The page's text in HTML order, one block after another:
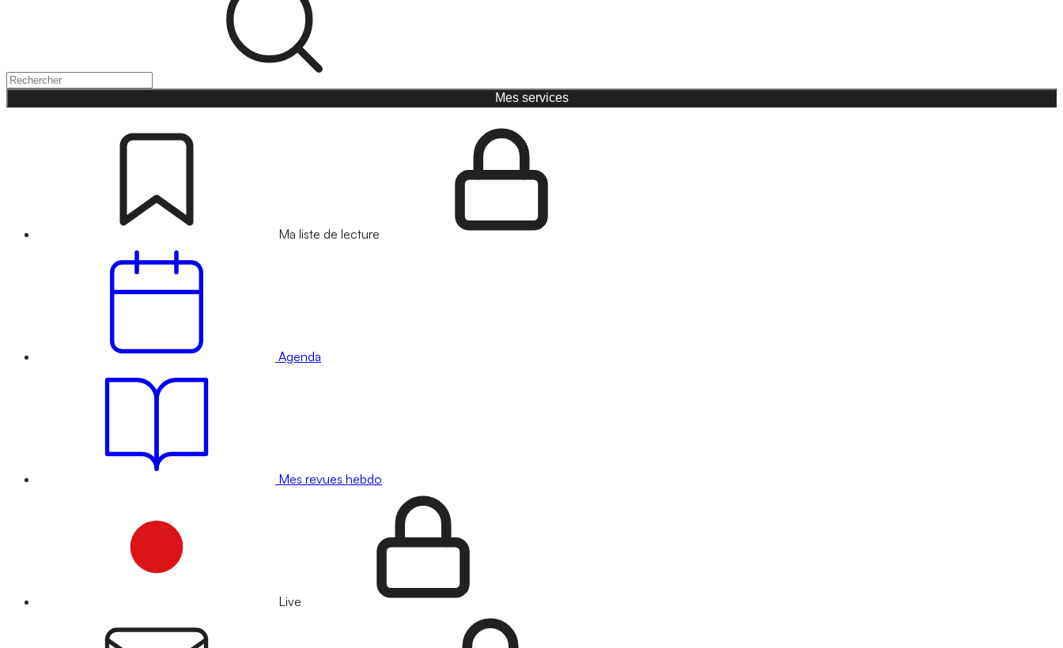
Mes services
Ma liste de lecture
Agenda
Mes revues hebdo
Live